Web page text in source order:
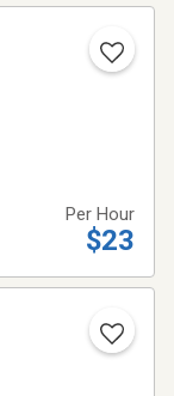
Per Hour
$23